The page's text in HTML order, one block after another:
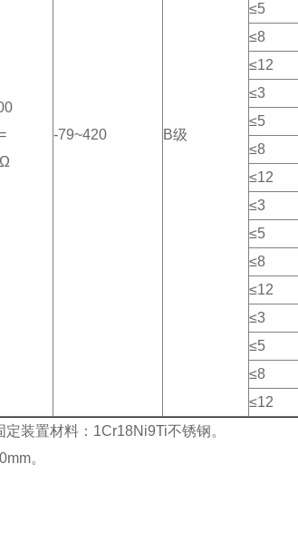
-79~420 B级
≤5
≤8
≤12
≤3
≤5
≤8
≤12
≤3
≤5
≤8
≤12
≤3
≤5
≤8
≤12
装置材料：1Cr18Ni9Ti不锈钢。
。